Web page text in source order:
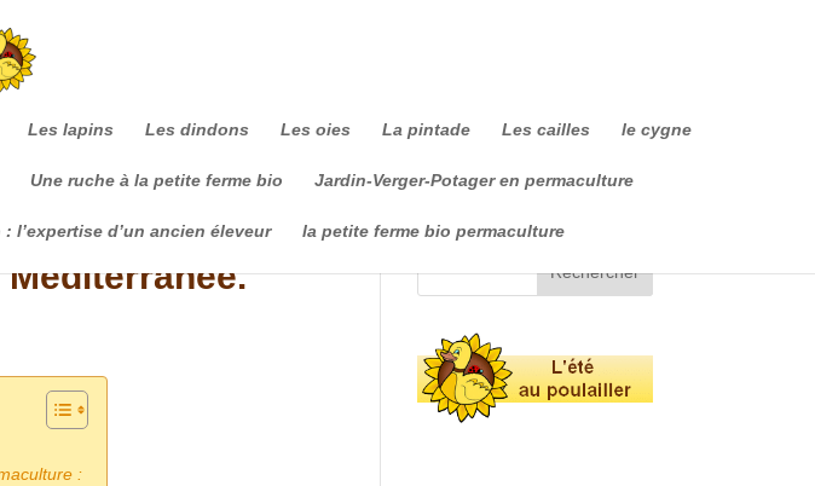
Les lapins Les dindons Les oies La pintade Les cailles le cygne
Une ruche à la petite ferme bio Jardin-Verger-Potager en permaculture
l’expertise d’un ancien éleveur la petite ferme bio permaculture
: